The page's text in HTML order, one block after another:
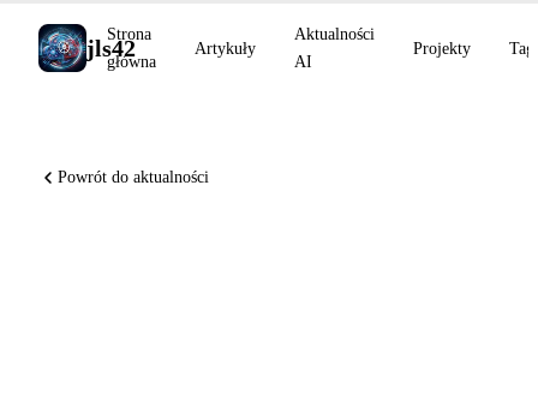
jls42
Strona
główna
Artykuły
Aktualności
AI
Projekty Tagi
Powrót do aktualności